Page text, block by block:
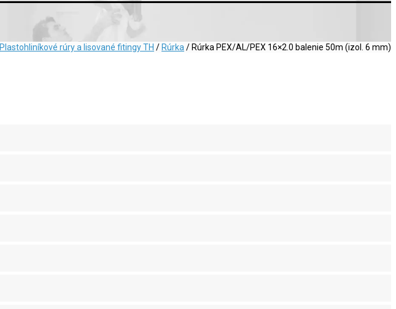
Plastohliníkové rúry a lisované fitingy TH / Rúrka / Rúrka PEX/AL/PEX 16×2.0 balenie 50m (izol. 6 mm)